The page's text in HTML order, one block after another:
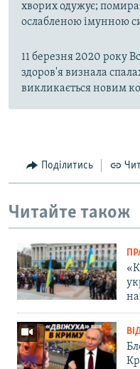
хворих одужує;
ослабленою імунною
11 березня 2020 року
здоров'я визнала
викликається новим
Поділитись
Читайте також